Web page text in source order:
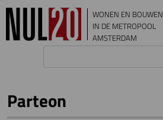
Overslaan en naar de inhoud gaan
WONEN EN BOUWEN
IN DE METROPOOL
AMSTERDAM
Parteon